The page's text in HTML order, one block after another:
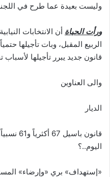
وليست بعيدة عما طرح في
ورأت الحياة أن الانتخابات
الربيع المقبل، وبات تأجيلها
قانون جديد يبرر تأجيلها لأسباب
والى العناوين
الديار
قانون
اليوم..؟
«إستهداف» بري «وإرضاء»